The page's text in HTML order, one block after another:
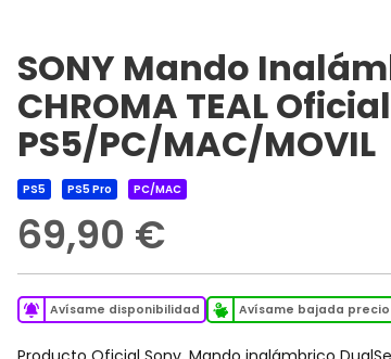
SONY Mando
CHROMA TEAL Oficial
PS5/PC/MAC/MOVIL
PS5 PS5 Pro PC/MAC
69,90 €
Avísame disponibilidad Avísame bajada precio